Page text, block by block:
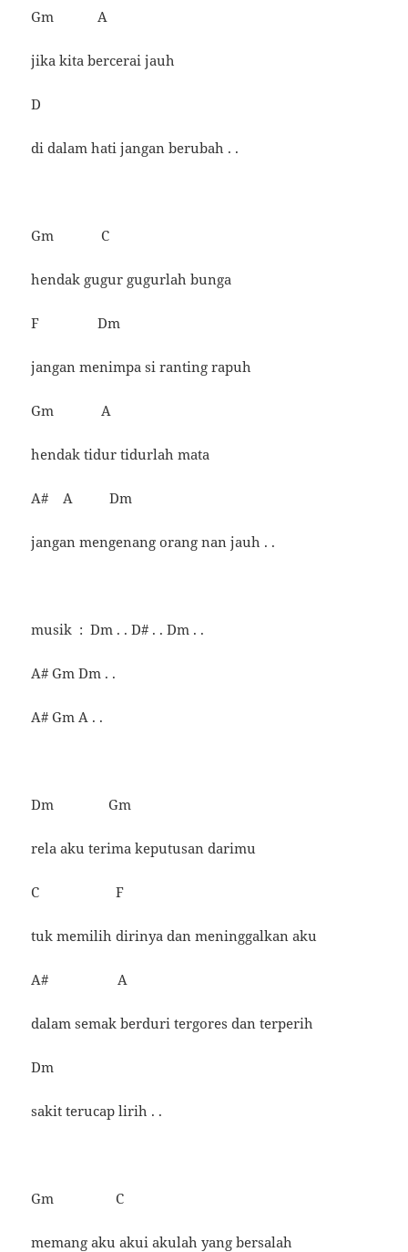
Gm A
jika kita bercerai jauh
D
di dalam hati jangan berubah . .
Gm C
hendak gugur gugurlah bunga
F Dm
jangan menimpa si ranting rapuh
Gm A
hendak tidur tidurlah mata
A# A Dm
jangan mengenang orang nan jauh . .
musik : Dm . . D# . . Dm . .
A# Gm Dm . .
A# Gm A . .
Dm Gm
rela aku terima keputusan darimu
C F
tuk memilih dirinya dan meninggalkan aku
A# A
dalam semak berduri tergores dan terperih
Dm
sakit terucap lirih . .
Gm C
memang aku akui akulah yang bersalah